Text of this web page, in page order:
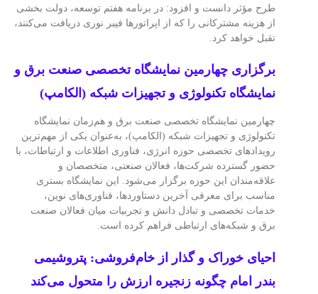
طرح مؤثر دانست و افزود: در برنامه هفتم توسعه، دولت بخشی
از هزینه مشترکانی را که از اپراتورها فیبر نوری دریافت می‌کنند،
تقبل خواهد کرد.
برگزاری چهارمین نمایشگاه تخصصی صنعت برق و
نمایشگاه تکنولوژی و تجهیزات شبکه (الکامپ)
چهارمین نمایشگاه تخصصی صنعت برق و هم‌زمان نمایشگاه
تکنولوژی و تجهیزات شبکه (الکامپ)، به‌عنوان یکی از مهم‌ترین
رویدادهای تخصصی حوزه انرژی، فناوری اطلاعات و ارتباطات، با
حضور گسترده شرکت‌ها، فعالان صنعتی، متخصصان و
علاقه‌مندان این حوزه برگزار می‌شود. این نمایشگاه بستری
مناسب برای معرفی آخرین دستاوردها، فناوری‌های نوین،
خدمات تخصصی و تبادل دانش و تجربیات میان فعالان صنعت
برق و شبکه‌های ارتباطی فراهم کرده است.
احیای خوراک و گذار از خام‌فروشی: پتروشیمی
بندر امام چگونه زنجیره ارزش را متحول می‌کند